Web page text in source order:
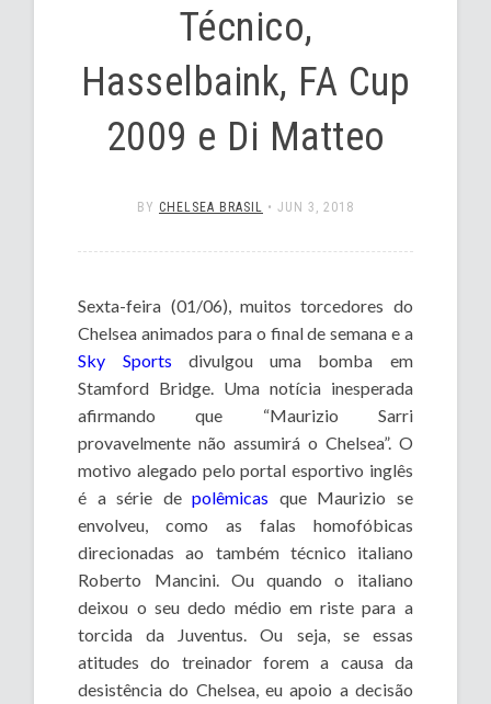
Técnico,
Hasselbaink, FA Cup
2009 e Di Matteo
BY CHELSEA BRASIL • JUN 3, 2018
Sexta-feira (01/06), muitos torcedores do
Chelsea animados para o final de semana e a
Sky Sports divulgou uma bomba em
Stamford Bridge. Uma notícia inesperada
afirmando que “Maurizio Sarri
provavelmente não assumirá o Chelsea”. O
motivo alegado pelo portal esportivo inglês
é a série depolêmicas que Maurizio se
envolveu, como as falas homofóbicas
direcionadas ao também técnico italiano
Roberto Mancini. Ou quando o italiano
deixou o seu dedo médio em riste para a
torcida da Juventus. Ou seja, se essas
atitudes do treinador forem a causa da
desistência do Chelsea, eu apoio a decisão